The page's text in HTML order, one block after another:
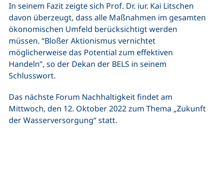
In seinem Fazit zeigte sich Prof. Dr. iur. Kai Litschen
davon überzeugt, dass alle Maßnahmen im gesamten
ökonomischen Umfeld berücksichtigt werden
müssen. “Bloßer Aktionismus vernichtet
möglicherweise das Potential zum effektiven
Handeln”, so der Dekan der BELS in seinem
Schlusswort.
Das nächste Forum Nachhaltigkeit findet am
Mittwoch, den 12. Oktober 2022 zum Thema „Zukunft
der Wasserversorgung“ statt.